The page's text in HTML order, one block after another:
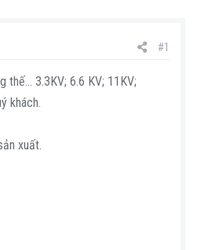
#1
thế… 3.3KV; 6.6 KV; 11KV;
khách.
xuất.